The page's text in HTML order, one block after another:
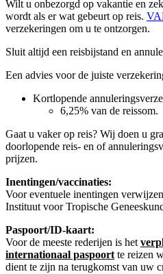
Wilt u onbezorgd op vakantie en
wordt als er wat gebeurt op reis.
verzekeringen om u te ontzorgen.
Sluit altijd een reisbijstand en
Een advies voor de juiste
Kortlopende
6,25% van de reissom.
Gaat u vaker op reis? Wij doen u
doorlopende reis- en of
prijzen.
Inentingen/vaccinaties:
Voor eventuele inentingen
Instituut voor Tropische
Paspoort/ID-kaart:
Voor de meeste rederijen is het
internationaal paspoort te reizen
dient te zijn na terugkomst van uw